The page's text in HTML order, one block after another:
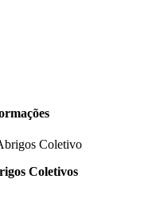
Coletivos